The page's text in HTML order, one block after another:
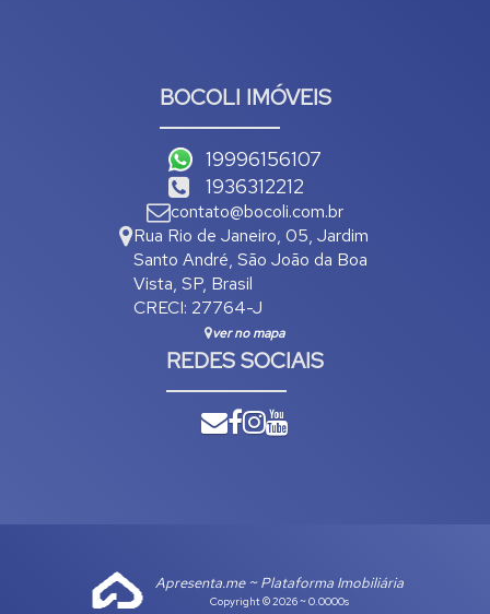
BOCOLI IMÓVEIS
19996156107
1936312212
contato@bocoli.com.br
Rua Rio de Janeiro, 05, Jardim
Santo André, São João da Boa
Vista, SP, Brasil
CRECI: 27764-J
ver no mapa
REDES SOCIAIS
Apresenta.me ~ Plataforma Imobiliária
Copyright © 2026 ~ 0.0000s